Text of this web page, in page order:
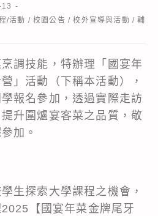
/活動 / 校園公告 / 校外宣導與活動 / 輔
調技能，特辦理「國宴年
」活動（下稱本活動），
報名參加，透過實際走訪
升圍爐宴客菜之品質，敬
加。
生探索大學課程之機會，
【國宴年菜金牌尾牙